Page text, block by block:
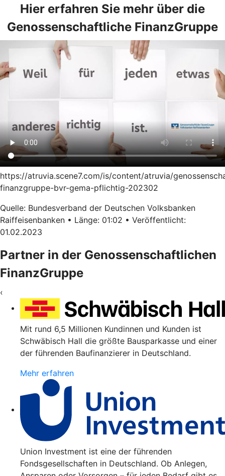
Hier erfahren Sie mehr über die
Genossenschaftliche FinanzGruppe
https://atruvia.scene7.com/is/content/atruvia/
finanzgruppe-bvr-gema-pflichtig-202302
Quelle: Bundesverband der Deutschen Volksbanken
Raiffeisenbanken • Länge: 01:02 • Veröffentlicht:
01.02.2023
Partner in der Genossenschaftlichen
FinanzGruppe
‹
Mit rund 6,5 Millionen Kundinnen und Kunden ist
Schwäbisch Hall die größte Bausparkasse und einer
der führenden Baufinanzierer in Deutschland.
Mehr erfahren
Union Investment ist eine der führenden
Fondsgesellschaften in Deutschland. Ob Anlegen,